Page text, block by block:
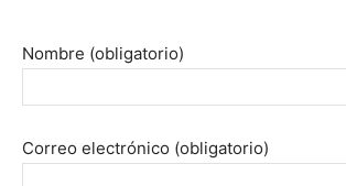
Nombre (obligatorio)
Correo electrónico (obligatorio)